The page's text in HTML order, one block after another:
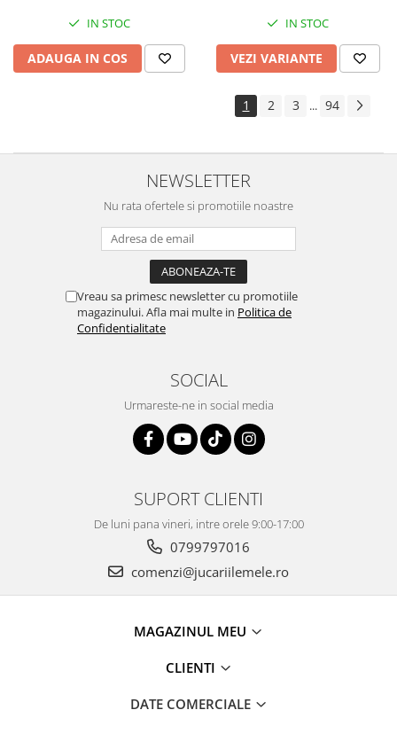
IN STOC
ADAUGA IN COS
IN STOC
VEZI VARIANTE
1 2 3 ... 94
NEWSLETTER
Nu rata ofertele si promotiile noastre
Vreau sa primesc newsletter cu promotiile
magazinului. Afla mai multe in Politica de
Confidentialitate
SOCIAL
Urmareste-ne in social media
SUPORT CLIENTI
De luni pana vineri, intre orele 9:00-17:00
0799797016
comenzi@jucariilemele.ro
MAGAZINUL MEU
CLIENTI
DATE COMERCIALE